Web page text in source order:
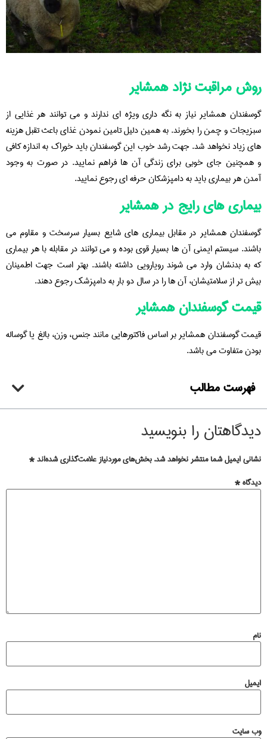
روش مراقبت نژاد همشایر
گوسفندان همشایر نیاز به نگه داری ویژه ای ندارند و می توانند هر غذایی از
سبزیجات و چمن را بخورند. به همین دلیل تامین نمودن غذای باعث تقبل هزینه
های زیاد نخواهد شد. جهت رشد خوب این گوسفندان باید خوراک به اندازه کافی
و همچنین جای خوبی برای زندگی آن ها فراهم نمایید. در صورت به وجود
آمدن هر بیماری باید به دامپزشکان حرفه ای رجوع نمایید.
بیماری های رایج در همشایر
گوسفندان همشایر در مقابل بیماری های شایع بسیار سرسخت و مقاوم می
باشند. سیستم ایمنی آن ها بسیار قوی بوده و می توانند در مقابله با هر بیماری
که به بدنشان وارد می شوند رویارویی داشته باشند. بهتر است جهت اطمینان
بیش تر از سلامتیشان، آن ها را در سال دو بار به دامپزشک رجوع دهند.
قیمت گوسفندان همشایر
قیمت گوسفندان همشایر بر اساس فاکتورهایی مانند جنس، وزن، بالغ یا گوساله
بودن متفاوت می باشد.
فهرست مطالب
دیدگاهتان را بنویسید
نشانی ایمیل شما منتشر نخواهد شد. بخش‌های موردنیاز علامت‌گذاری شده‌اند*
دیدگاه*
نام
ایمیل
وب‌ سایت